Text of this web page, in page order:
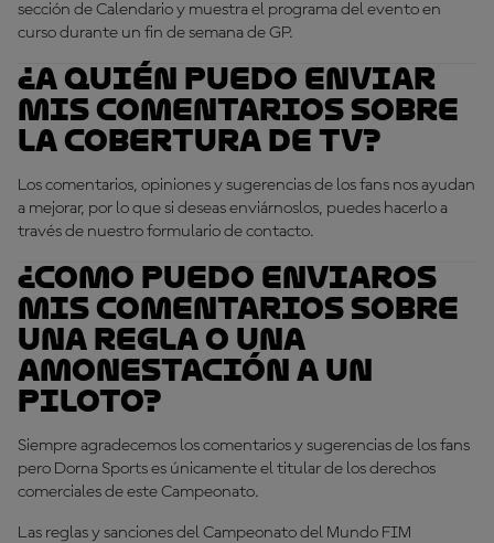
sección de Calendario y muestra el programa del evento en
curso durante un fin de semana de GP.
¿A quién puedo enviar
mis comentarios sobre
la cobertura de TV?
Los comentarios, opiniones y sugerencias de los fans nos ayudan
a mejorar, por lo que si deseas enviárnoslos, puedes hacerlo a
través de nuestro formulario de contacto.
¿Como puedo enviaros
mis comentarios sobre
una regla o una
amonestación a un
piloto?
Siempre agradecemos los comentarios y sugerencias de los fans
pero Dorna Sports es únicamente el titular de los derechos
comerciales de este Campeonato.
Las reglas y sanciones del Campeonato del Mundo FIM